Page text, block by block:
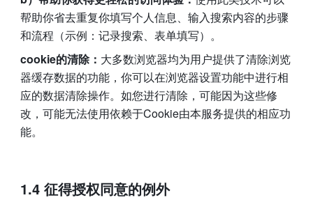
帮助你省去重复你填写个人信息、输入搜索内容的步骤
和流程（示例：记录搜索、表单填写）。
cookie的清除： 大多数浏览器均为用户提供了清除浏览
器缓存数据的功能，你可以在浏览器设置功能中进行相
应的数据清除操作。如您进行清除，可能因为这些修
改，可能无法使用依赖于Cookie由本服务提供的相应功
能。
1.4 征得授权同意的例外